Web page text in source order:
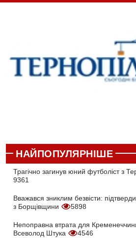
НАЙПОПУЛЯРНІШЕ
Трагічно загинув юний футболіст з
9361
Вважався зниклим безвісти:
з Борщівщини
5898
Непоправна втрата для
Всеволод Штука
4546